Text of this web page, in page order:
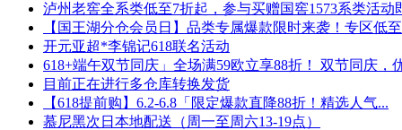
泸州老窖全系类低至7折起，参与买赠国窖1573系类活动
【国王湖分仓会员日】品类专属爆款限时来袭！专区低
开元亚超*李锦记618联名活动
618+端午双节同庆」全场满59欧立享88折！ 双节同庆，
目前正在进行多仓库转换发货
【618提前购】6.2-6.8「限定爆款直降88折！精选人气...
慕尼黑次日本地配送（周一至周六13-19点）